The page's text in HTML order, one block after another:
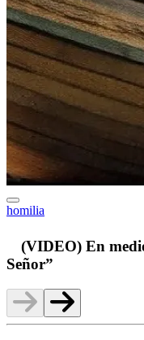
homilia
(VIDEO) En
Señor”